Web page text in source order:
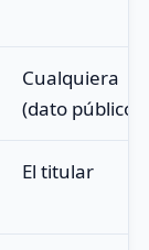
Cualquiera
(dato público)
El titular